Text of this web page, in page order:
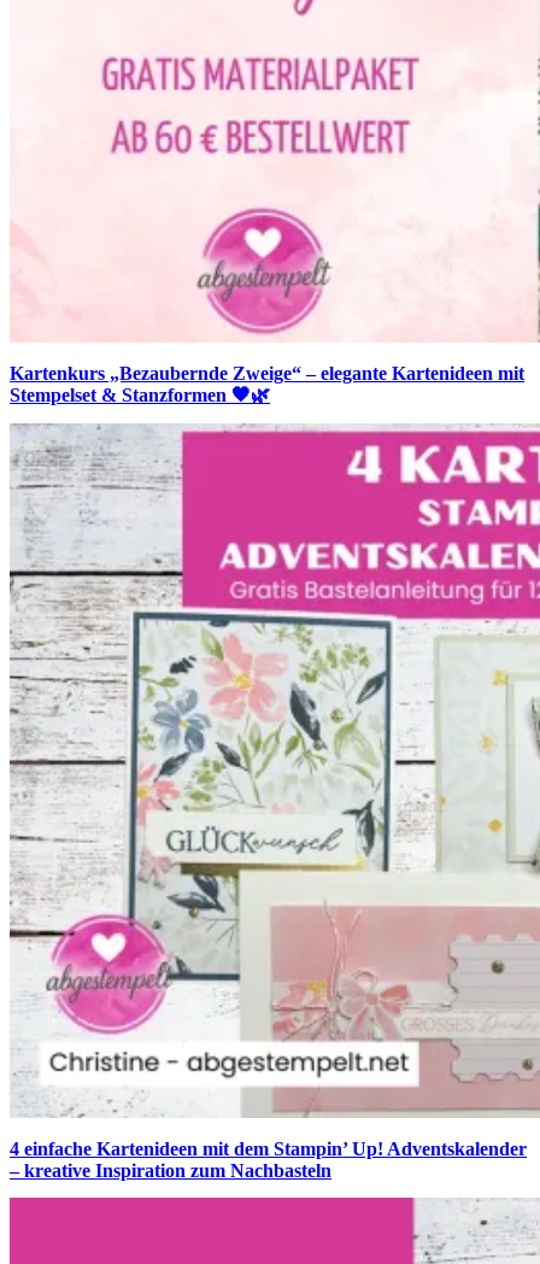
Kartenkurs „Bezaubernde Zweige“ – elegante Kartenideen mit
Stempelset & Stanzformen 🖤🌿
4 einfache Kartenideen mit dem Stampin’ Up! Adventskalender
– kreative Inspiration zum Nachbasteln